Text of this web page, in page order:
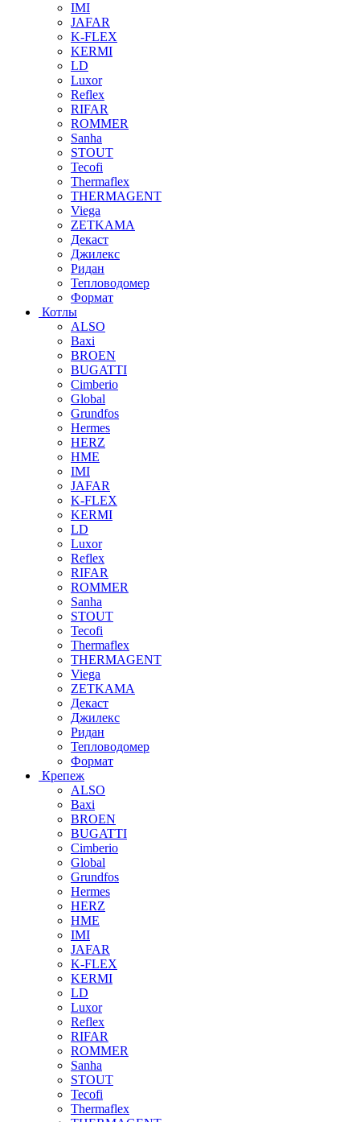
IMI
JAFAR
K-FLEX
KERMI
LD
Luxor
Reflex
RIFAR
ROMMER
Sanha
STOUT
Tecofi
Thermaflex
THERMAGENT
Viega
ZETKAMA
Декаст
Джилекс
Ридан
Тепловодомер
Формат
Котлы
ALSO
Baxi
BROEN
BUGATTI
Cimberio
Global
Grundfos
Hermes
HERZ
HME
IMI
JAFAR
K-FLEX
KERMI
LD
Luxor
Reflex
RIFAR
ROMMER
Sanha
STOUT
Tecofi
Thermaflex
THERMAGENT
Viega
ZETKAMA
Декаст
Джилекс
Ридан
Тепловодомер
Формат
Крепеж
ALSO
Baxi
BROEN
BUGATTI
Cimberio
Global
Grundfos
Hermes
HERZ
HME
IMI
JAFAR
K-FLEX
KERMI
LD
Luxor
Reflex
RIFAR
ROMMER
Sanha
STOUT
Tecofi
Thermaflex